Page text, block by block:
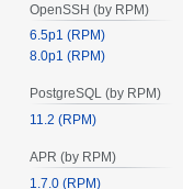
OpenSSH (by RPM)
6.5p1 (RPM)
8.0p1 (RPM)
PostgreSQL (by RPM)
11.2 (RPM)
APR (by RPM)
1.7.0 (RPM)